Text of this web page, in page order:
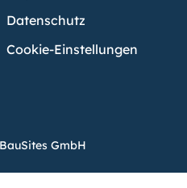
Datenschutz
Cookie-Einstellungen
GmbH